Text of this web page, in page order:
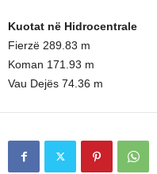
Kuotat në Hidrocentrale
Fierzë 289.83 m
Koman 171.93 m
Vau Dejës 74.36 m